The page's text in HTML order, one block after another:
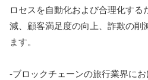
ロセスを自動化および合理化する
減、顧客満足度の向上、詐欺の削
ます。
-ブロックチェーンの旅行業界に